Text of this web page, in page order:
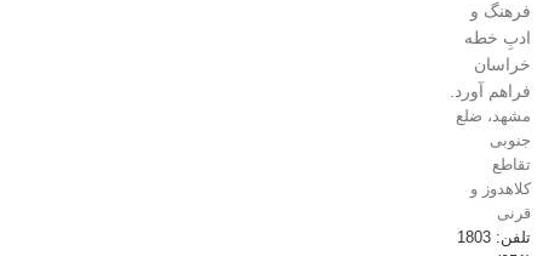
فرهنگ و
ادبِ خطه
خراسان
فراهم آورد.
مشهد، ضلع
جنوبی
تقاطع
کلاهدوز و
قرنی
تلفن: 1803